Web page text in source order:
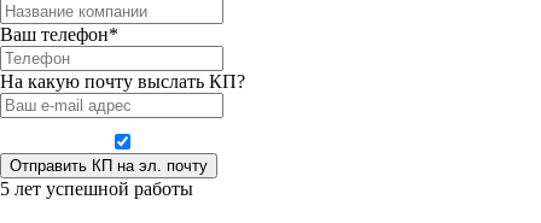
Ваш телефон*
На какую почту выслать КП?
5 лет успешной работы